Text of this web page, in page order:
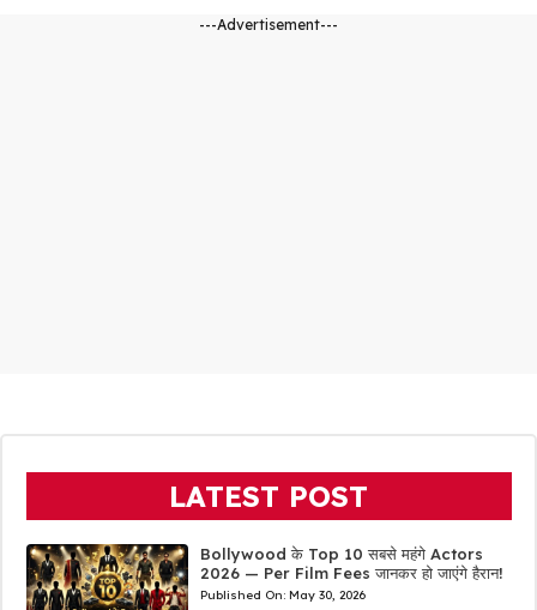
---Advertisement---
LATEST POST
Bollywood के Top 10 सबसे महंगे Actors
2026 — Per Film Fees जानकर हो जाएंगे हैरान!
Published On: May 30, 2026